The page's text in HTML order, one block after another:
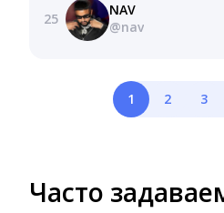
25
NAV
@nav
1 2 3
Часто